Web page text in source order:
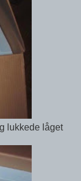
lukkede låget